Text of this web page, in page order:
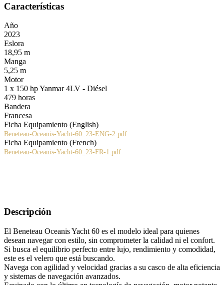
Características
Año
2023
Eslora
18,95 m
Manga
5,25 m
Motor
1 x 150 hp Yanmar 4LV - Diésel
479 horas
Bandera
Francesa
Ficha Equipamiento (English)
Beneteau-Oceanis-Yacht-60_23-ENG-2.pdf
Ficha Equipamiento (French)
Beneteau-Oceanis-Yacht-60_23-FR-1.pdf
Descripción
El Beneteau Oceanis Yacht 60 es el modelo ideal para quienes
desean navegar con estilo, sin comprometer la calidad ni el confort.
Si busca el equilibrio perfecto entre lujo, rendimiento y comodidad,
este es el velero que está buscando.
Navega con agilidad y velocidad gracias a su casco de alta eficiencia
y sistemas de navegación avanzados.